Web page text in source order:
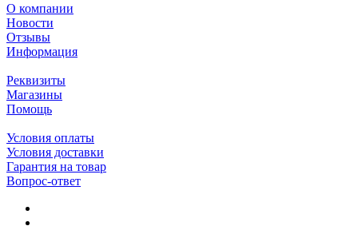
О компании
Новости
Отзывы
Информация
Реквизиты
Магазины
Помощь
Условия оплаты
Условия доставки
Гарантия на товар
Вопрос-ответ